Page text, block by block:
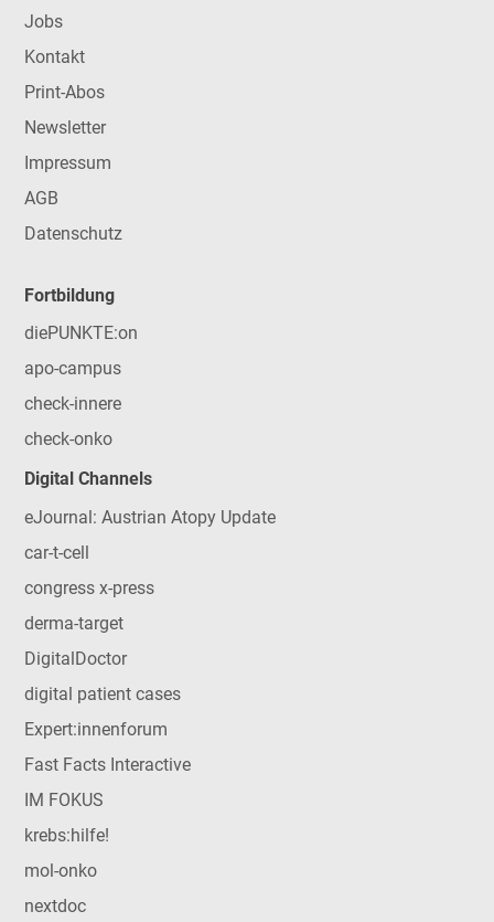
Jobs
Kontakt
Print-Abos
Newsletter
Impressum
AGB
Datenschutz
Fortbildung
diePUNKTE:on
apo-campus
check-innere
check-onko
Digital Channels
eJournal: Austrian Atopy Update
car-t-cell
congress x-press
derma-target
DigitalDoctor
digital patient cases
Expert:innenforum
Fast Facts Interactive
IM FOKUS
krebs:hilfe!
mol-onko
nextdoc